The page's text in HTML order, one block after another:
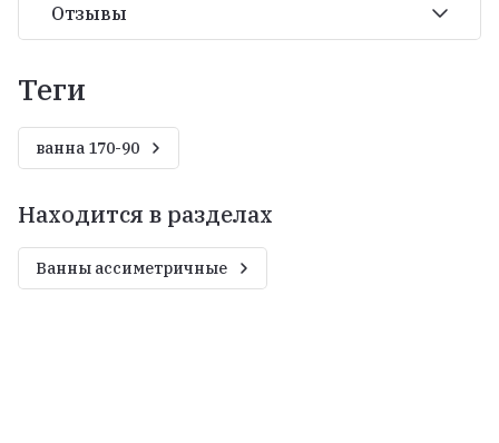
Отзывы
теги
ванна 170-90
Находится в разделах
Ванны ассиметричные